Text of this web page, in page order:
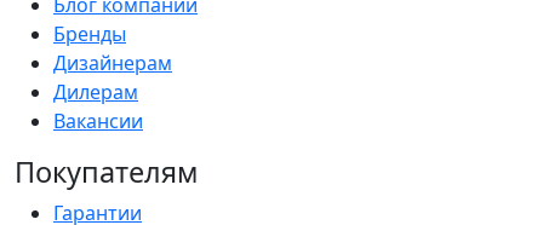
Бренды
Дизайнерам
Дилерам
Вакансии
Покупателям
Гарантии